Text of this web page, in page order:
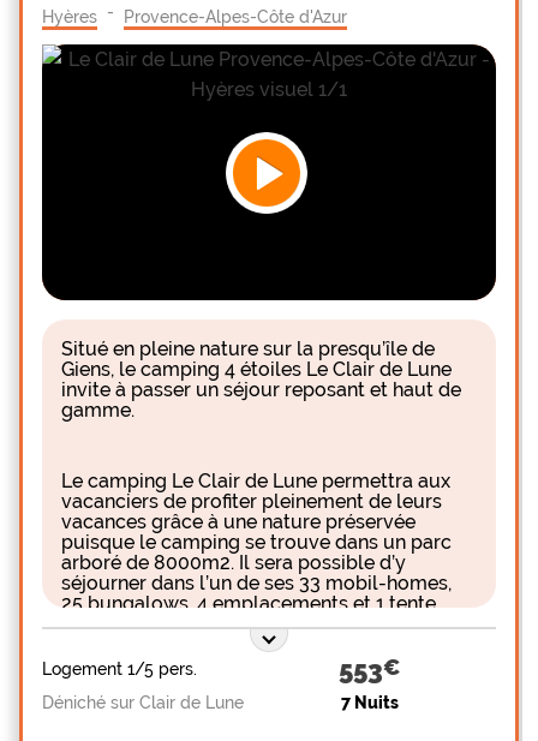
Hyères - Provence-Alpes-Côte d'Azur
Situé en pleine nature sur la presqu’île de
Giens, le camping 4 étoiles Le Clair de Lune
invite à passer un séjour reposant et haut de
gamme.
Le camping Le Clair de Lune permettra aux
vacanciers de profiter pleinement de leurs
vacances grâce à une nature préservée
puisque le camping se trouve dans un parc
arboré de 8000m2. Il sera possible d’y
séjourner dans l’un de ses 33 mobil-homes,
25 bungalows, 4 emplacements et 1 tente
cotton lounge ainsi que 1 tente perchée. Le
camping Le Clair de Lune proposera aux
vacanciers de vivre une semaine découverte
avec dégustations de vins Varois, service de
massages, Qi Gong et Spas privatifs. Des
Logement 1/5 pers.
Déniché sur Clair de Lune
553
7 Nuits